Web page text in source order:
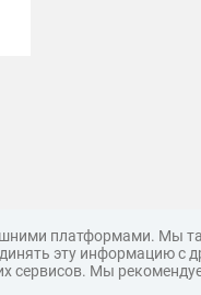
платформами. Мы
эту информацию с
сервисов. Мы